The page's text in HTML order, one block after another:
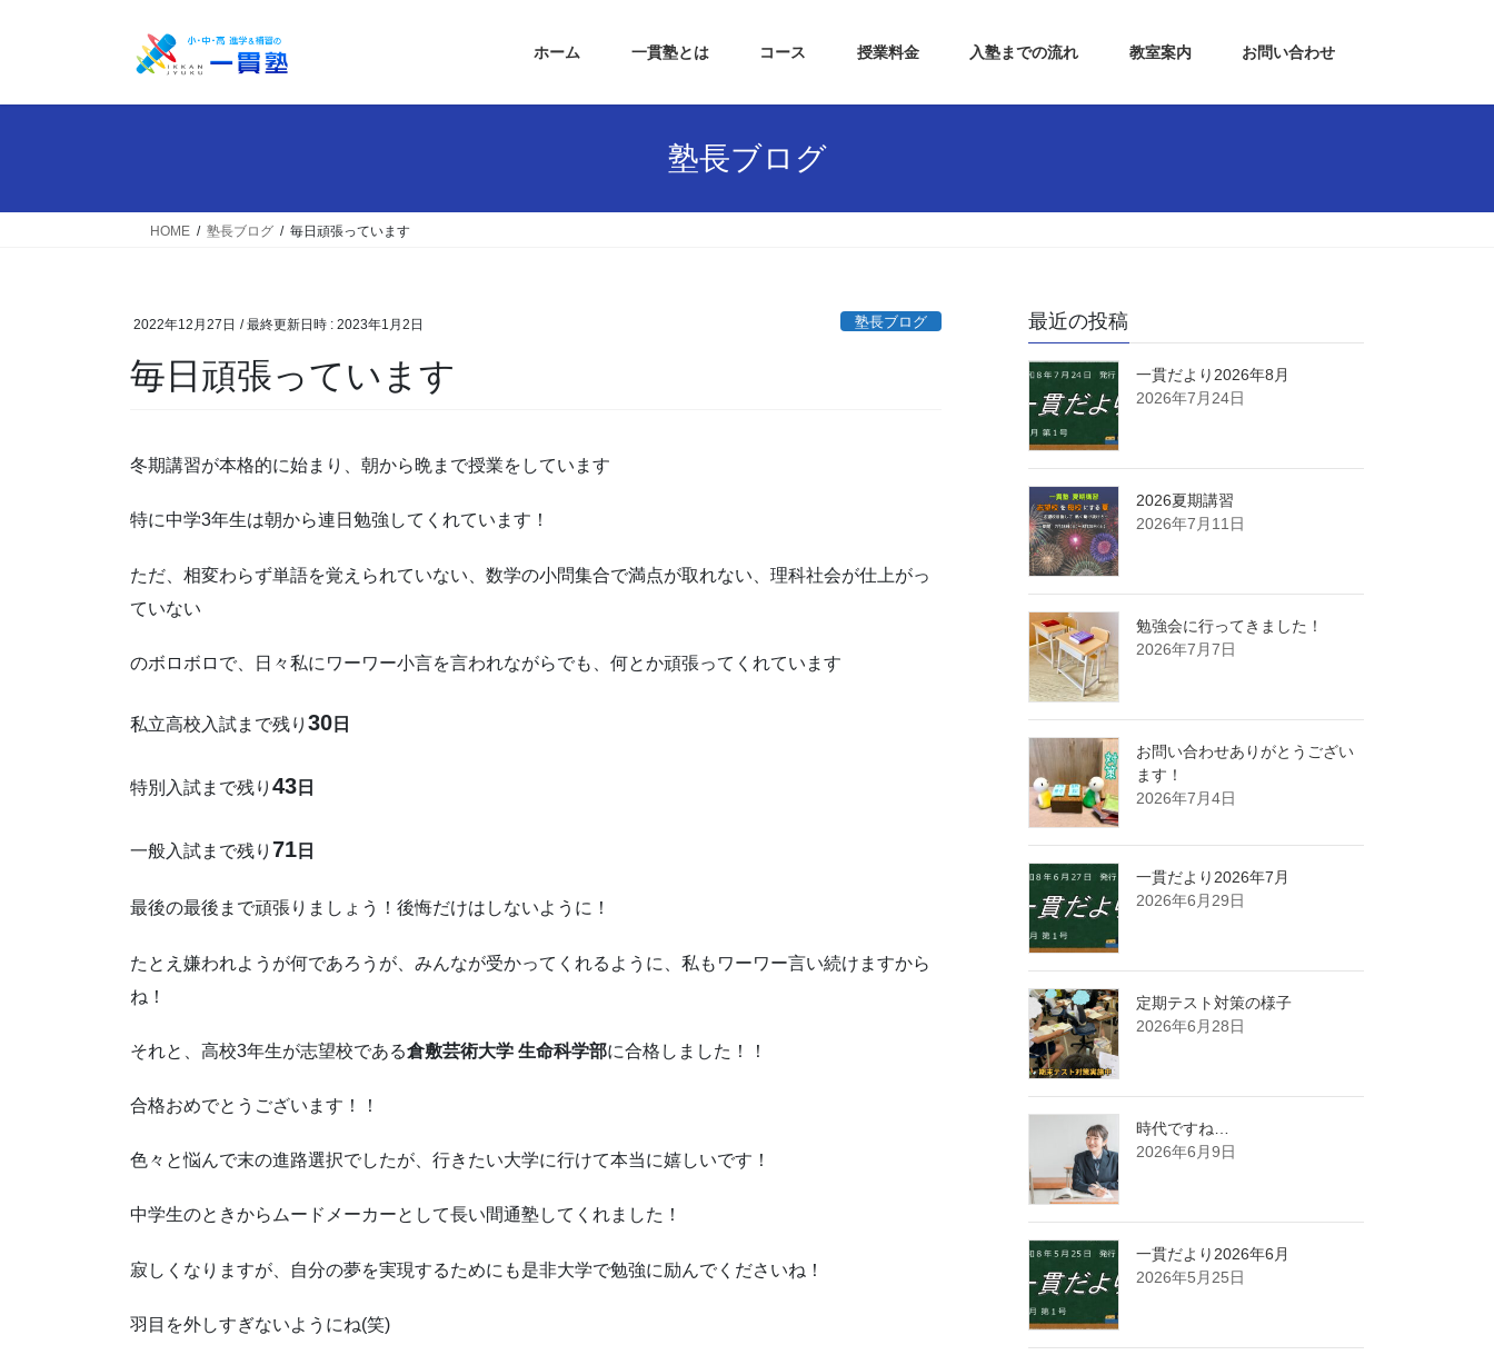
ホーム 一貫塾とは コース 授業料金 入塾までの流れ 教室案内 お問い合わせ
塾長ブログ
HOME 塾長ブログ 毎日頑張っています
2022年12月27日 / 最終更新日時 : 2023年1月2日 塾長ブログ
毎日頑張っています
冬期講習が本格的に始まり、朝から晩まで授業をしています
特に中学3年生は朝から連日勉強してくれています！
ただ、相変わらず単語を覚えられていない、数学の小問集合で満点が取れない、理科社会が仕上がっ
ていない
のボロボロで、日々私にワーワー小言を言われながらでも、何とか頑張ってくれています
私立高校入試まで残り 30 日
特別入試まで残り 43 日
一般入試まで残り 71 日
最後の最後まで頑張りましょう！後悔だけはしないように！
たとえ嫌われようが何であろうが、みんなが受かってくれるように、私もワーワー言い続けますから
ね！
それと、高校3年生が志望校である倉敷芸術大学 生命科学部に合格しました！！
合格おめでとうございます！！
色々と悩んで末の進路選択でしたが、行きたい大学に行けて本当に嬉しいです！
中学生のときからムードメーカーとして長い間通塾してくれました！
寂しくなりますが、自分の夢を実現するためにも是非大学で勉強に励んでくださいね！
羽目を外しすぎないようにね(笑)
最近の投稿
一貫だより2026年8月
2026年7月24日
2026夏期講習
2026年7月11日
勉強会に行ってきました！
2026年7月7日
お問い合わせありがとうござい
ます！
2026年7月4日
一貫だより2026年7月
2026年6月29日
定期テスト対策の様子
2026年6月28日
時代ですね…
2026年6月9日
一貫だより2026年6月
2026年5月25日